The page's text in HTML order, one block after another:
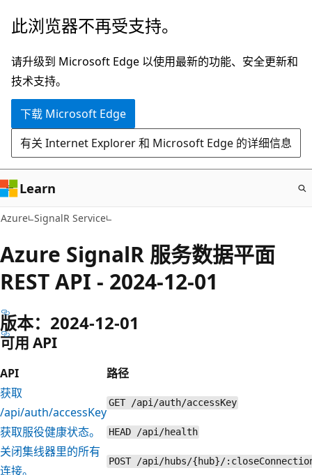
跳
主
要
内
此浏览器不再受支持。
请升级到 Microsoft Edge 以使用最新的功能、安全更新和
技术支持。
下载 Microsoft Edge
有关 Internet Explorer 和 Microsoft Edge 的详细信息
Learn
Azure SignalR Service
Azure SignalR 服务数据平面
REST API - 2024-12-01
版本：2024-12-01
可用 API
API
路径
获取
/api/auth/accessKey
GET /api/auth/accessKey
获取服役健康状态。 HEAD /api/health
关闭集线器里的所有
连接。
POST /api/hubs/{hub}/